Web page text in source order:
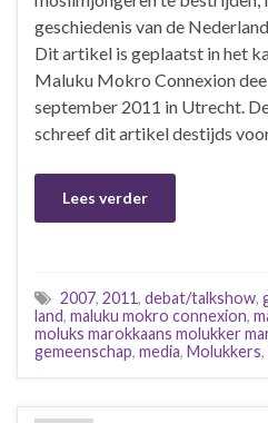
geschiedenis van de
Dit artikel is geplaatst in het
Maluku Mokro Connexion
september 2011 in Utrecht.
schreef dit artikel destijds
Lees verder
2007, 2011, debat/talkshow,
land, maluku mokro connexion,
moluks marokkaans molukker
gemeenschap, media, Molukkers,